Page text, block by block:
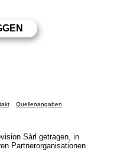
Quellenangaben
Sàrl getragen, in
Partnerorganisationen